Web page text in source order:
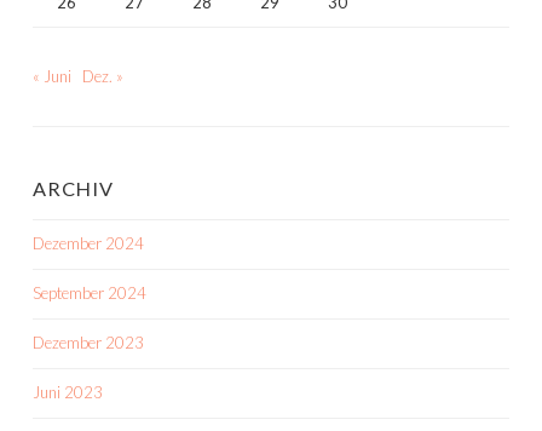
« Juni Dez. »
ARCHIV
Dezember 2024
September 2024
Dezember 2023
Juni 2023